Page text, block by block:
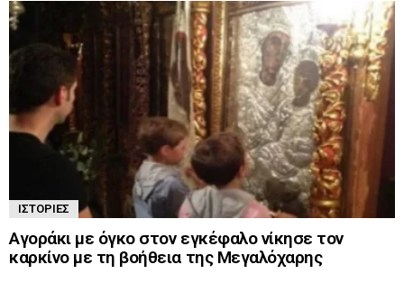
ΙΣΤΟΡΊΕΣ
Αγοράκι με όγκο στον εγκέφαλο νίκησε τον
καρκίνο με τη βοήθεια της Μεγαλόχαρης